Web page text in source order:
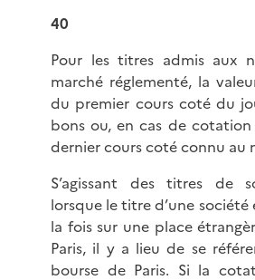
40
Pour les titres admis aux
marché réglementé, la
du premier cours coté du
bons ou, en cas de
dernier cours coté connu au
S’agissant des titres de
lorsque le titre d’une
la fois sur une place
Paris, il y a lieu de se
bourse de Paris. Si la